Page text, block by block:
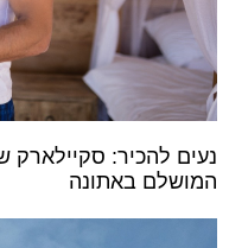
נעים להכיר:
המושלם באתונה